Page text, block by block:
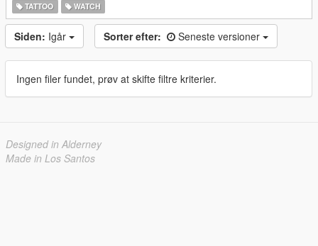
TATTOO
WATCH
Siden: Igår Sorter efter: Seneste versioner
Ingen filer fundet, prøv at skifte filtre kriterier.
Designed in Alderney
Made in Los Santos